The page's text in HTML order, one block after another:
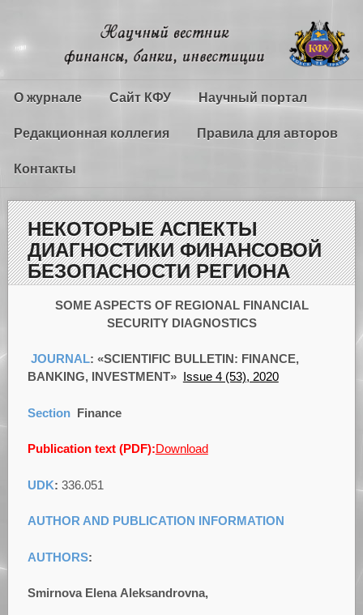
О журнале Сайт КФУ Научный портал
Редакционная коллегия Правила для авторов
Контакты
НЕКОТОРЫЕ АСПЕКТЫ
ДИАГНОСТИКИ ФИНАНСОВОЙ
БЕЗОПАСНОСТИ РЕГИОНА
SOME ASPECTS OF REGIONAL FINANCIAL
SECURITY DIAGNOSTICS
JOURNAL: «SCIENTIFIC BULLETIN: FINANCE,
BANKING, INVESTMENT» Issue 4 (53), 2020
Section Finance
Publication text (PDF):Download
UDK: 336.051
AUTHOR AND PUBLICATION INFORMATION
AUTHORS:
Smirnova Elena Aleksandrovna,